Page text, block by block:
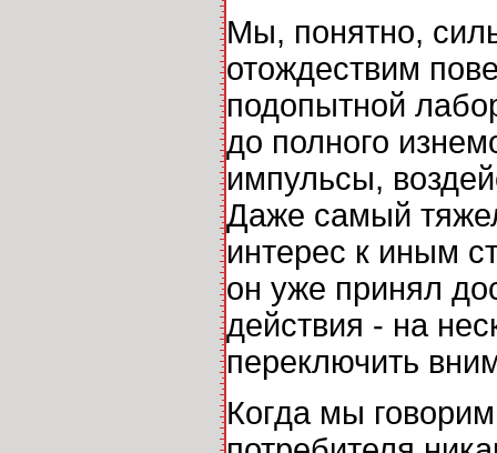
Мы, понятно,
отождествим
подопытной
до полного
импульсы,
Даже самый
интерес к иным
он уже принял
действия - на
переключить
Когда мы